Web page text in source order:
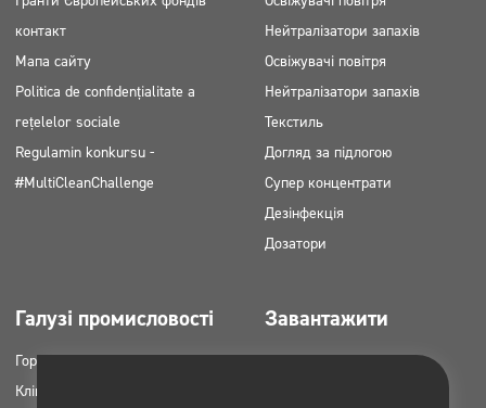
контакт
Мапа сайту
Politica de confidențialitate a
rețelelor sociale
Regulamin konkursu -
#MultiCleanChallenge
Нейтралізатори запахів
Освіжувачі повітря
Нейтралізатори запахів
Текстиль
Догляд за підлогою
Супер концентрати
Дезінфекція
Дозатори
Галузі промисловості
Горець
Клінінгові компанії
Завантажити
Каталоги продукції